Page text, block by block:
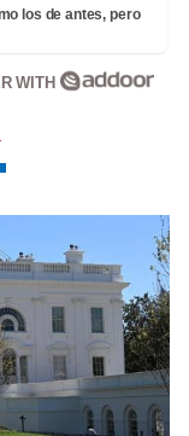
los de antes, pero
WITH